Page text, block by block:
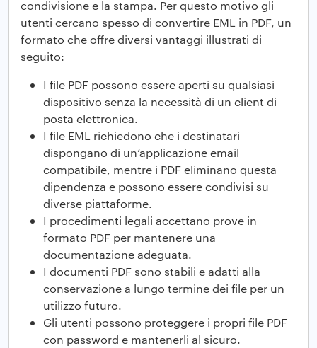
condivisione e la stampa. Per questo motivo gli
utenti cercano spesso di convertire EML in PDF, un
formato che offre diversi vantaggi illustrati di
seguito:
I file PDF possono essere aperti su qualsiasi
dispositivo senza la necessità di un client di
posta elettronica.
I file EML richiedono che i destinatari
dispongano di un’applicazione email
compatibile, mentre i PDF eliminano questa
dipendenza e possono essere condivisi su
diverse piattaforme.
I procedimenti legali accettano prove in
formato PDF per mantenere una
documentazione adeguata.
I documenti PDF sono stabili e adatti alla
conservazione a lungo termine dei file per un
utilizzo futuro.
Gli utenti possono proteggere i propri file PDF
con password e mantenerli al sicuro.